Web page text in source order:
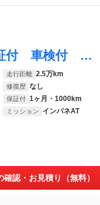
ウェイク ＬスペシャルリミテッドＳＡＩＩＩ 保証付 車検付 ドライブレコーダー ＥＴＣ 全周囲カメラ 両側スライド・片側電動 ナビ ＴＶ クリアランスソナー 衝突被害軽減システム オートマチックハイビーム オートライト スマートキー
走行距離 2.5万km
修復歴 なし
保証付 1ヶ月・1000km
ミッション インパネAT
確認・お見積り（無料）